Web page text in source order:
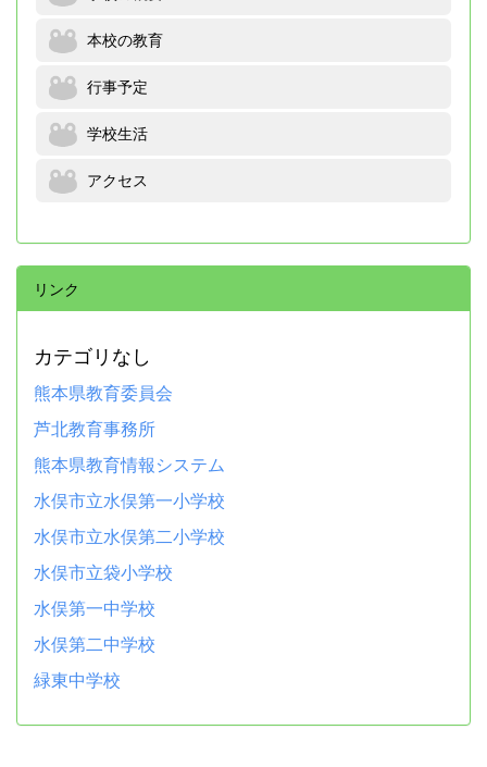
本校の教育
行事予定
学校生活
アクセス
リンク
カテゴリなし
熊本県教育委員会
芦北教育事務所
熊本県教育情報システム
水俣市立水俣第一小学校
水俣市立水俣第二小学校
水俣市立袋小学校
水俣第一中学校
水俣第二中学校
緑東中学校